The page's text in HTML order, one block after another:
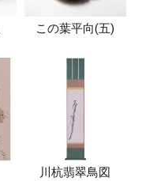
この葉平向(五)
川杭翡翠鳥図